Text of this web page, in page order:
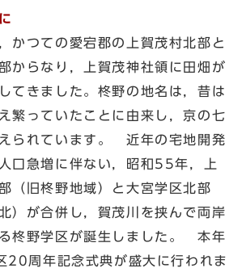
かつての愛宕郡の上賀茂村北部と
からなり，上賀茂神社領に田畑が
てきました。柊野の地名は，昔は
繁っていたことに由来し，京の七
られています。 近年の宅地開発
口急増に伴ない，昭和55年，上
（旧柊野地域）と大宮学区北部
）が合併し，賀茂川を挟んで両岸
柊野学区が誕生しました。 本年
20周年記念式典が盛大に行われま